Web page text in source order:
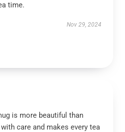
time.
Nov 29, 2024
is more beautiful than
care and makes every tea